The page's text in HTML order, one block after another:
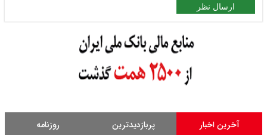
ارسال نظر
آخرین اخبار پربازدیدترین روزنامه